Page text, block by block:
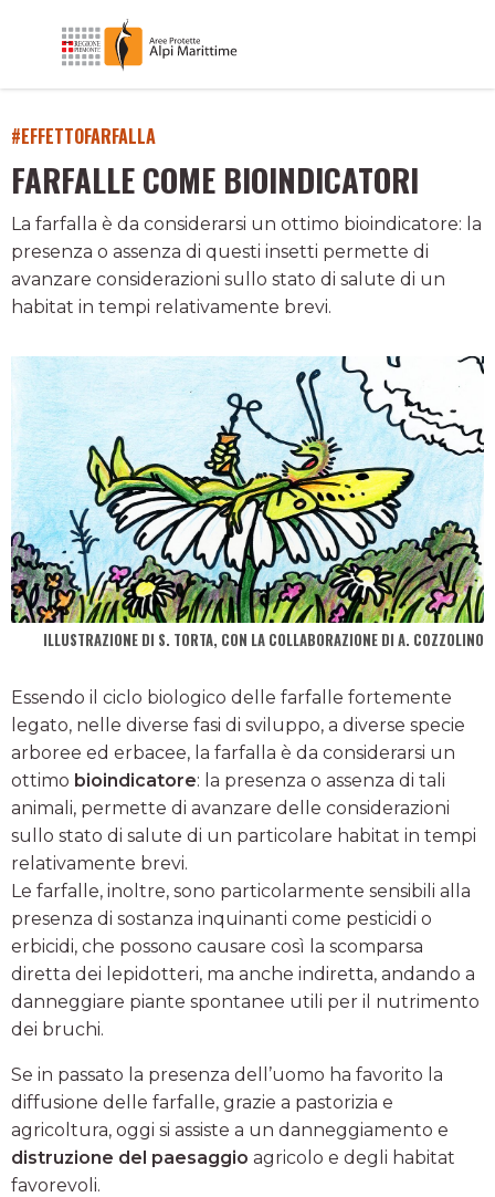
#EFFETTOFARFALLA
FARFALLE COME BIOINDICATORI
La farfalla è da considerarsi un ottimo bioindicatore: la
presenza o assenza di questi insetti permette di
avanzare considerazioni sullo stato di salute di un
habitat in tempi relativamente brevi.
ILLUSTRAZIONE DI S. TORTA, CON LA COLLABORAZIONE DI A. COZZOLINO
Essendo il ciclo biologico delle farfalle fortemente
legato, nelle diverse fasi di sviluppo, a diverse specie
arboree ed erbacee, la farfalla è da considerarsi un
ottimo bioindicatore: la presenza o assenza di tali
animali, permette di avanzare delle considerazioni
sullo stato di salute di un particolare habitat in tempi
relativamente brevi.
Le farfalle, inoltre, sono particolarmente sensibili alla
presenza di sostanza inquinanti come pesticidi o
erbicidi, che possono causare così la scomparsa
diretta dei lepidotteri, ma anche indiretta, andando a
danneggiare piante spontanee utili per il nutrimento
dei bruchi.
Se in passato la presenza dell’uomo ha favorito la
diffusione delle farfalle, grazie a pastorizia e
agricoltura, oggi si assiste a un danneggiamento e
distruzione del paesaggio agricolo e degli habitat
favorevoli.